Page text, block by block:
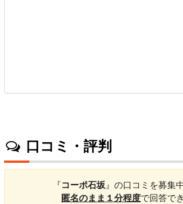
口コミ・評判
『コーポ石坂 』の口コミを募集
匿名のまま１分程度で回答で